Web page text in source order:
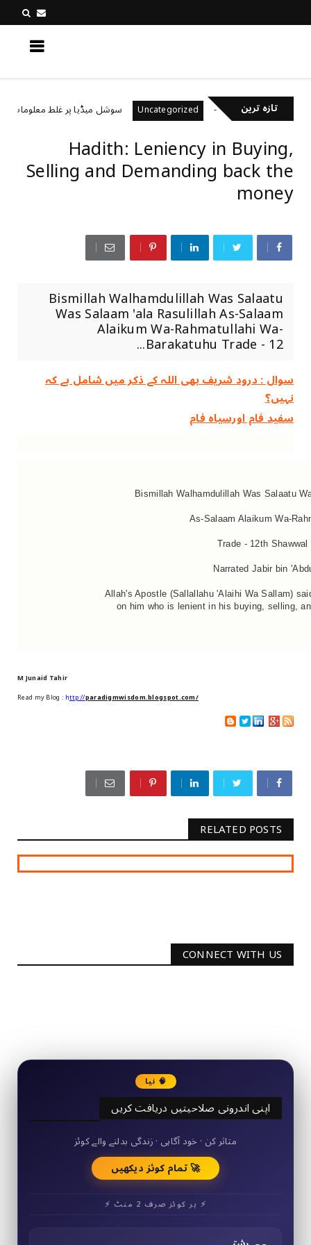
تازہ ترین
رکھتے ہیں؟ Uncategorized سوشل میڈیا پر غلط معلومات کیسے
Hadith: Leniency in Buying,
Selling and Demanding back the
money
Bismillah Walhamdulillah Was Salaatu
Was Salaam 'ala Rasulillah As-Salaam
Alaikum Wa-Rahmatullahi Wa-
Barakatuhu Trade - 12...
سوال : درود شریف بھی اللہ کے ذکر میں شامل ہے کہ
نہیں؟
سفید فام اورسیاہ فام
Bismillah Walhamdulillah Was Salaatu
As-Salaam Alaikum Wa-
Trade - 12th
Narrated Jabir bin
Allah's Apostle (Sallallahu 'Alaihi Wa Sallam)
on him who is lenient in his buying, selling,
M Junaid Tahir
Read my Blog : http://paradigmwisdom.blogspot.com/
RELATED POSTS
CONNECT WITH US
🧠 نیا
اپنی اندرونی صلاحیتیں دریافت کریں
50+ مختصر کوئز
متاثر کن · خود آگاہی · زندگی بدلنے والے کوئز
🚀 تمام کوئز دیکھیں
⚡ ہر کوئز صرف 2 منٹ ⚡